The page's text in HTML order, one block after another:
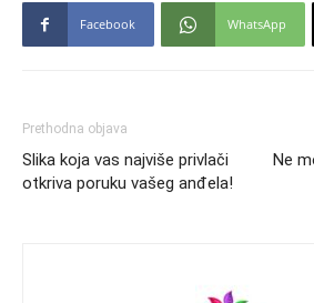
Facebook WhatsApp
Prethodna objava
Slika koja vas najviše privlači
otkriva poruku vašeg anđela!
Ne